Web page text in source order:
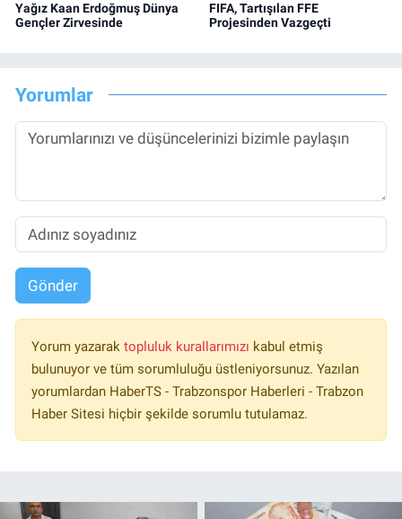
Yağız Kaan Erdoğmuş Dünya
Gençler Zirvesinde
FIFA, Tartışılan FFE
Projesinden Vazgeçti
Yorumlar
Gönder
Yorum yazarak topluluk kurallarımızı kabul etmiş
bulunuyor ve tüm sorumluluğu üstleniyorsunuz. Yazılan
yorumlardan HaberTS - Trabzonspor Haberleri - Trabzon
Haber Sitesi hiçbir şekilde sorumlu tutulamaz.